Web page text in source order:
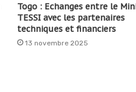
Togo : Echanges entre le
TESSI avec les partenaires
techniques et financiers
13 novembre 2025